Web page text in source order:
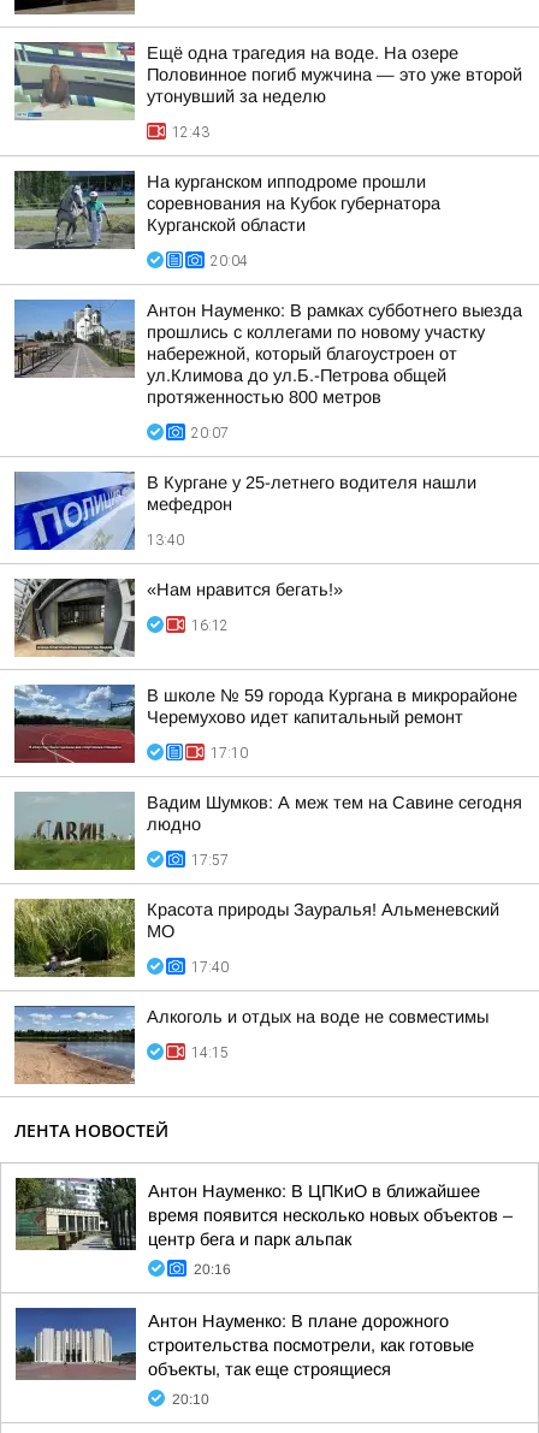
Ещё одна трагедия на воде. На озере
Половинное погиб мужчина — это уже второй
утонувший за неделю
12:43
На курганском ипподроме прошли
соревнования на Кубок губернатора
Курганской области
20:04
Антон Науменко: В рамках субботнего выезда
прошлись с коллегами по новому участку
набережной, который благоустроен от
ул.Климова до ул.Б.-Петрова общей
протяженностью 800 метров
20:07
В Кургане у 25-летнего водителя нашли
мефедрон
13:40
«Нам нравится бегать!»
16:12
В школе № 59 города Кургана в микрорайоне
Черемухово идет капитальный ремонт
17:10
Вадим Шумков: А меж тем на Савине сегодня
людно
17:57
Красота природы Зауралья! Альменевский
МО
17:40
Алкоголь и отдых на воде не совместимы
14:15
ЛЕНТА НОВОСТЕЙ
Антон Науменко: В ЦПКиО в ближайшее
время появится несколько новых объектов –
центр бега и парк альпак
20:16
Антон Науменко: В плане дорожного
строительства посмотрели, как готовые
объекты, так еще строящиеся
20:10